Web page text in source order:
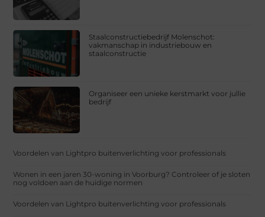
Staalconstructiebedrijf Molenschot:
vakmanschap in industriebouw en
staalconstructie
Organiseer een unieke kerstmarkt voor jullie
bedrijf
Voordelen van Lightpro buitenverlichting voor professionals
Wonen in een jaren 30-woning in Voorburg? Controleer of je sloten
nog voldoen aan de huidige normen
Voordelen van Lightpro buitenverlichting voor professionals